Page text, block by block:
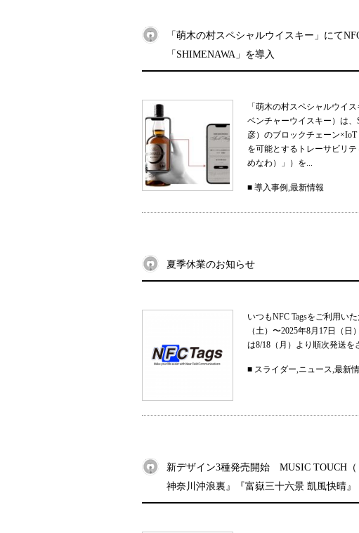
「萌木の村スペシャルウイスキー」にて
「SHIMENAWA」を導入
「萌木の村スペシャルウイ
ベンチャーウイスキー）は
彦）のブロックチェーン
を可能とするトレーサビリ
めなわ）」）を...
■ 導入事例,最新情報
夏季休業のお知らせ
いつもNFC Tagsをご利用
（土）〜2025年8月17日（
は8/18（月）より順次発送
■ スライダー,ニュース,最新
新デザイン3種発売開始 MUSIC TOUCH
神奈川沖浪裏』『富嶽三十六景 凱風快晴